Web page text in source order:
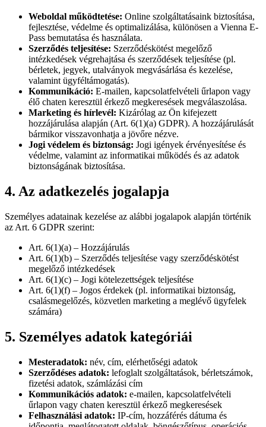
Weboldal működtetése: Online szolgáltatásaink biztosítása,
fejlesztése, védelme és optimalizálása, különösen a Vienna E-
Pass bemutatása és használata.
Szerződés teljesítése: Szerződéskötést megelőző
intézkedések végrehajtása és szerződések teljesítése (pl.
bérletek, jegyek, utalványok megvásárlása és kezelése,
valamint ügyféltámogatás).
Kommunikáció: E-mailen, kapcsolatfelvételi űrlapon vagy
élő chaten keresztül érkező megkeresések megválaszolása.
Marketing és hírlevél: Kizárólag az Ön kifejezett
hozzájárulása alapján (Art. 6(1)(a) GDPR). A hozzájárulását
bármikor visszavonhatja a jövőre nézve.
Jogi védelem és biztonság: Jogi igények érvényesítése és
védelme, valamint az informatikai működés és az adatok
biztonságának biztosítása.
4. Az adatkezelés jogalapja
Személyes adatainak kezelése az alábbi jogalapok alapján történik
az Art. 6 GDPR szerint:
Art. 6(1)(a) – Hozzájárulás
Art. 6(1)(b) – Szerződés teljesítése vagy szerződéskötést
megelőző intézkedések
Art. 6(1)(c) – Jogi kötelezettségek teljesítése
Art. 6(1)(f) – Jogos érdekek (pl. informatikai biztonság,
csalásmegelőzés, közvetlen marketing a meglévő ügyfelek
számára)
5. Személyes adatok kategóriái
Mesteradatok: név, cím, elérhetőségi adatok
Szerződéses adatok: lefoglalt szolgáltatások, bérletszámok,
fizetési adatok, számlázási cím
Kommunikációs adatok: e-mailen, kapcsolatfelvételi
űrlapon vagy chaten keresztül érkező megkeresések
Felhasználási adatok: IP-cím, hozzáférés dátuma és